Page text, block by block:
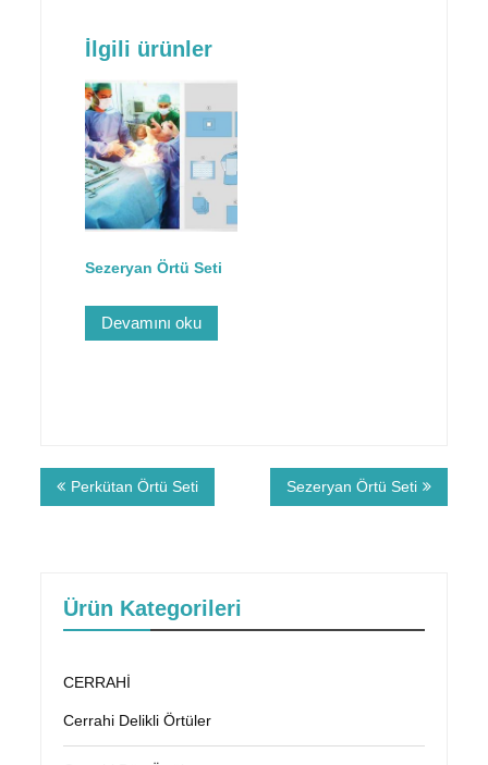
İlgili ürünler
Sezeryan Örtü Seti
Devamını oku
Perkütan Örtü Seti Sezeryan Örtü Seti
Ürün Kategorileri
CERRAHİ
Cerrahi Delikli Örtüler